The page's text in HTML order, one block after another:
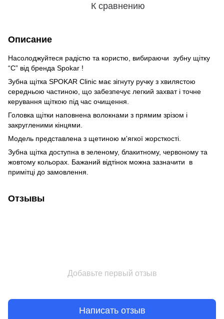
К сравнению
Описание
Насолоджуйтеся радістю та користю, вибираючи зубну щітку
“C” від бренда Spokar !
Зубна щітка SPOKAR Clinic має зігнуту ручку з хвилястою
середньою частиною, що забезпечує легкий захват і точне
керування щіткою під час очищення.
Головка щітки наповнена волокнами з прямим зрізом і
закругленими кінцями.
Модель представлена з щетиною м'ягкої жорсткості.
Зубна щітка доступна в зеленому, блакитному, червоному та
жовтому кольорах. Бажаний відтінок можна зазначити в
примітці до замовлення.
Отзывы
Добавьте первый отзыв
Написать отзыв